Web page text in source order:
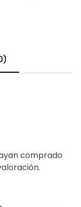
comprado